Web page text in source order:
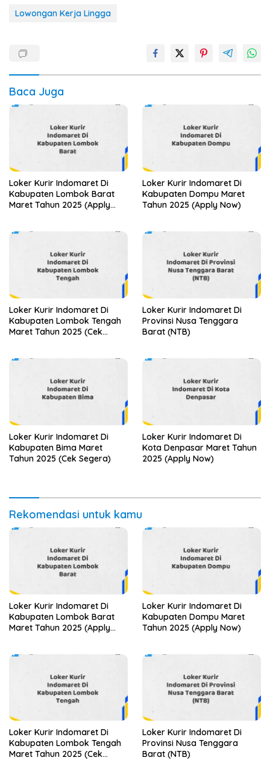
Lowongan Kerja Lingga
Baca Juga
Loker Kurir Indomaret Di
Kabupaten Lombok Barat
Maret Tahun 2025 (Apply
Loker Kurir Indomaret Di
Kabupaten Dompu Maret
Tahun 2025 (Apply Now)
Loker Kurir Indomaret Di
Kabupaten Lombok Tengah
Maret Tahun 2025 (Cek
Loker Kurir Indomaret Di
Provinsi Nusa Tenggara
Barat (NTB)
Loker Kurir Indomaret Di
Kabupaten Bima Maret
Tahun 2025 (Cek Segera)
Loker Kurir Indomaret Di
Kota Denpasar Maret Tahun
2025 (Apply Now)
Rekomendasi untuk kamu
Loker Kurir Indomaret Di
Kabupaten Lombok Barat
Maret Tahun 2025 (Apply
Loker Kurir Indomaret Di
Kabupaten Dompu Maret
Tahun 2025 (Apply Now)
Loker Kurir Indomaret Di
Kabupaten Lombok Tengah
Maret Tahun 2025 (Cek
Loker Kurir Indomaret Di
Provinsi Nusa Tenggara
Barat (NTB)